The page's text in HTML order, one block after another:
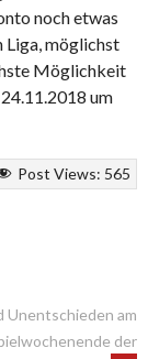
noch etwas
Liga, möglichst
Möglichkeit
um
Post Views: 565
Unentschieden am
der